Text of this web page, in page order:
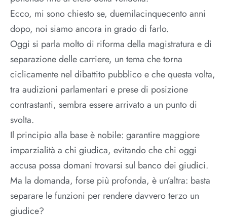
Ecco, mi sono chiesto se, duemilacinquecento anni
dopo, noi siamo ancora in grado di farlo.
Oggi si parla molto di riforma della magistratura e di
separazione delle carriere, un tema che torna
ciclicamente nel dibattito pubblico e che questa volta,
tra audizioni parlamentari e prese di posizione
contrastanti, sembra essere arrivato a un punto di
svolta.
Il principio alla base è nobile: garantire maggiore
imparzialità a chi giudica, evitando che chi oggi
accusa possa domani trovarsi sul banco dei giudici.
Ma la domanda, forse più profonda, è un’altra: basta
separare le funzioni per rendere davvero terzo un
giudice?